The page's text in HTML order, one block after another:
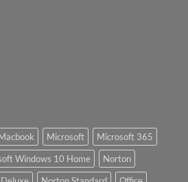
Microsoft
Microsoft 365
Windows 10 Home
Norton